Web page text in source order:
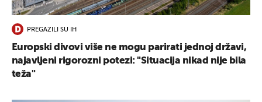
PREGAZILI SU IH
Europski divovi više ne mogu parirati jednoj državi,
najavljeni rigorozni potezi: "Situacija nikad nije bila
teža"